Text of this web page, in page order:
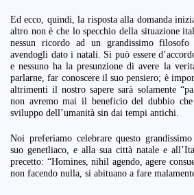
Ed ecco, quindi, la risposta alla domanda
altro non è che lo specchio della situazione
nessun ricordo ad un grandissimo
avendogli dato i natali. Si può essere
e nessuno ha la presunzione di avere la
parlarne, far conoscere il suo pensiero; è
altrimenti il nostro sapere sarà solamente
non avremo mai il beneficio del dubbio
sviluppo dell’umanità sin dai tempi antichi.
Noi preferiamo celebrare questo
suo genetliaco, e alla sua città natale e
precetto: “Homines, nihil agendo, agere
non facendo nulla, si abituano a fare